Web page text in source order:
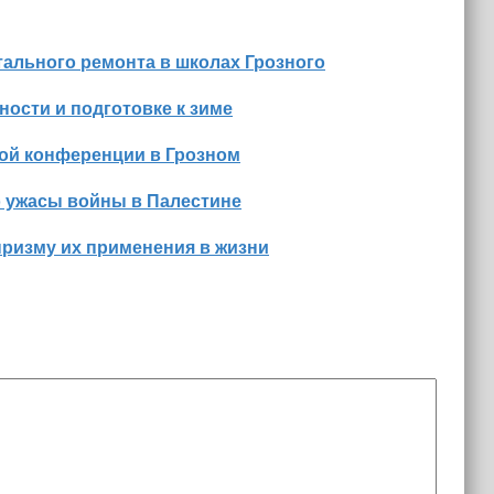
ремонта в школах Грозного
и подготовке к зиме
конференции в Грозном
ужасы войны в Палестине
их применения в жизни